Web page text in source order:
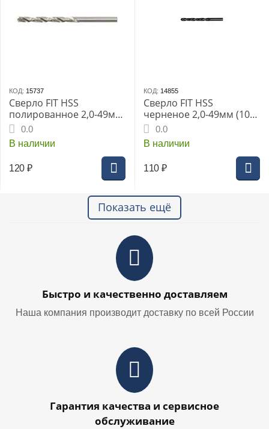
КОД: 15737
Сверло FIT HSS
полированное 2,0-49мм
(10 шт) (33720i)
0.0
В наличии
120 ₽
КОД: 14855
Сверло FIT HSS
черненое 2,0-49мм (10
шт) (33520i)
0.0
В наличии
110 ₽
Показать ещё
Быстро и качественно доставляем
Наша компания производит доставку по всей России
Гарантия качества и сервисное
обслуживание